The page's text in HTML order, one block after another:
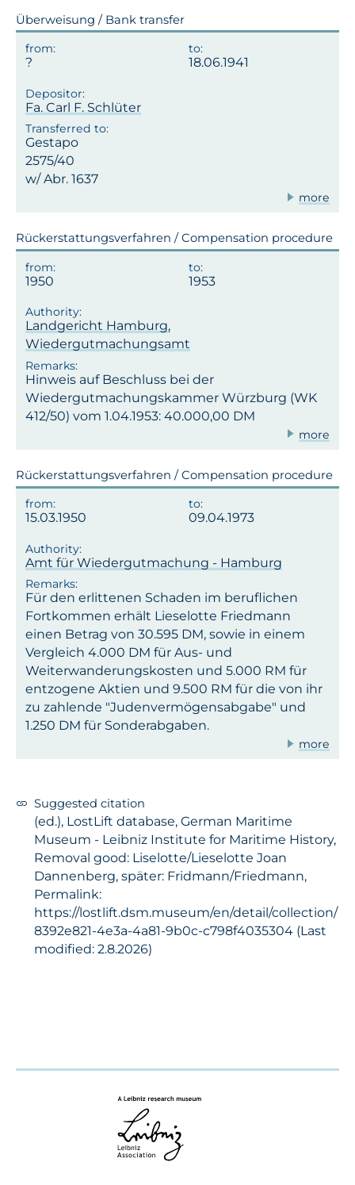
Überweisung / Bank transfer
18.06.1941
Fa. Carl F. Schlüter
Gestapo
2575/40
w/ Abr. 1637
more
Rückerstattungsverfahren / Compensation procedure
1950 1953
Landgericht Hamburg,
Wiedergutmachungsamt
Hinweis auf Beschluss bei der
Wiedergutmachungskammer Würzburg (WK
412/50) vom 1.04.1953: 40.000,00 DM
more
Rückerstattungsverfahren / Compensation procedure
15.03.1950 09.04.1973
Amt für Wiedergutmachung - Hamburg
Für den erlittenen Schaden im beruflichen
Fortkommen erhält Lieselotte Friedmann
einen Betrag von 30.595 DM, sowie in einem
Vergleich 4.000 DM für Aus- und
Weiterwanderungskosten und 5.000 RM für
entzogene Aktien und 9.500 RM für die von ihr
zu zahlende "Judenvermögensabgabe" und
1.250 DM für Sonderabgaben.
more
Suggested citation
(ed.), LostLift database, German Maritime
Museum - Leibniz Institute for Maritime History,
Removal good: Liselotte/Lieselotte Joan
Dannenberg, später: Fridmann/Friedmann,
Permalink:
https://lostlift.dsm.museum/en/detail/collection/
8392e821-4e3a-4a81-9b0c-c798f4035304 (Last
modified: 2.8.2026)